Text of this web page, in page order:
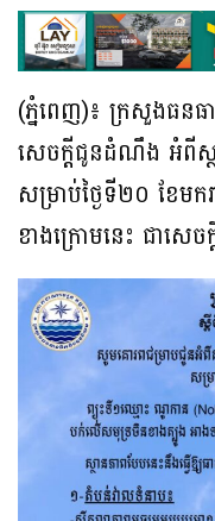
(ភ្នំពេញ)៖ ក្រសួងធ
សេចក្តីជូនដំណឹង អំពីស្ថ
សម្រាប់ថ្ងៃទី២០ ខែមក
ខាងក្រោមនេះ ជាស